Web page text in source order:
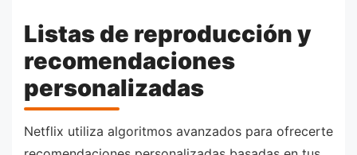
Listas de reproducción y
recomendaciones
personalizadas
Netflix utiliza algoritmos avanzados para ofrecerte